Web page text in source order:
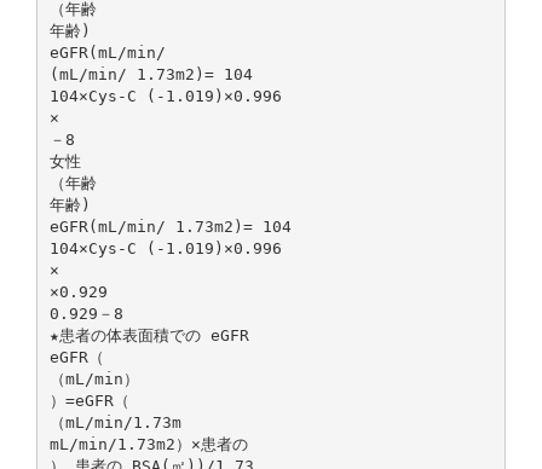
（年齢
年齢)
eGFR(mL/min/
(mL/min/ 1.73m2)= 104
104×Cys-C (-1.019)×0.996
×
－8
女性
（年齢
年齢)
eGFR(mL/min/ 1.73m2)= 104
104×Cys-C (-1.019)×0.996
×
×0.929
0.929－8
★患者の体表面積での eGFR
eGFR（
（mL/min）
）=eGFR（
（mL/min/1.73m
mL/min/1.73m2）×患者の
） 患者の BSA(㎡))/1.73